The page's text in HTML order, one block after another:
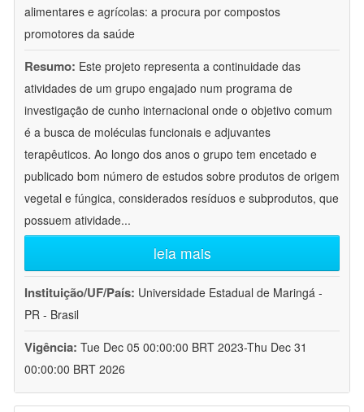
alimentares e agrícolas: a procura por compostos
promotores da saúde
Resumo: Este projeto representa a continuidade das
atividades de um grupo engajado num programa de
investigação de cunho internacional onde o objetivo comum
é a busca de moléculas funcionais e adjuvantes
terapêuticos. Ao longo dos anos o grupo tem encetado e
publicado bom número de estudos sobre produtos de origem
vegetal e fúngica, considerados resíduos e subprodutos, que
possuem atividade...
leia mais
Instituição/UF/País: Universidade Estadual de Maringá -
PR - Brasil
Vigência: Tue Dec 05 00:00:00 BRT 2023-Thu Dec 31
00:00:00 BRT 2026